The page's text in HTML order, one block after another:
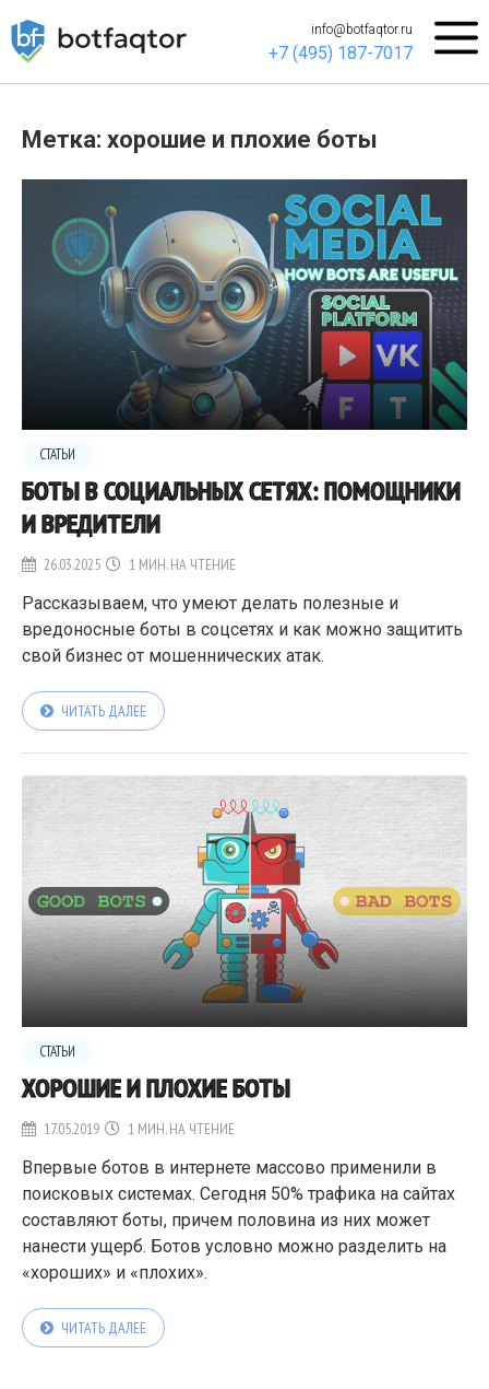
info@botfaqtor.ru
+7 (495) 187-7017
Метка: хорошие и плохие боты
СТАТЬИ
БОТЫ В СОЦИАЛЬНЫХ СЕТЯХ: ПОМОЩНИКИ
И ВРЕДИТЕЛИ
26.03.2025 1 МИН. НА ЧТЕНИЕ
Рассказываем, что умеют делать полезные и
вредоносные боты в соцсетях и как можно защитить
свой бизнес от мошеннических атак.
ЧИТАТЬ ДАЛЕЕ
СТАТЬИ
ХОРОШИЕ И ПЛОХИЕ БОТЫ
17.05.2019 1 МИН. НА ЧТЕНИЕ
Впервые ботов в интернете массово применили в
поисковых системах. Сегодня 50% трафика на сайтах
составляют боты, причем половина из них может
нанести ущерб. Ботов условно можно разделить на
«хороших» и «плохих».
ЧИТАТЬ ДАЛЕЕ